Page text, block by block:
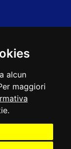
alcun
maggiori